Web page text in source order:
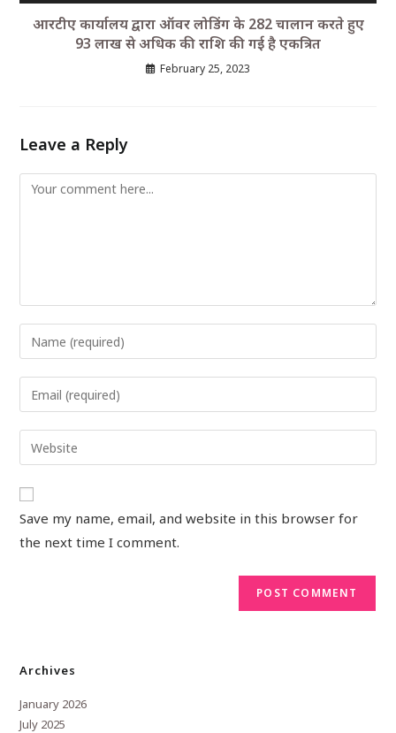
आरटीए कार्यालय द्वारा ऑवर लोडिंग के 282 चालान करते हुए
93 लाख से अधिक की राशि की गई है एकत्रित
February 25, 2023
Leave a Reply
Save my name, email, and website in this browser for
the next time I comment.
Archives
January 2026
July 2025